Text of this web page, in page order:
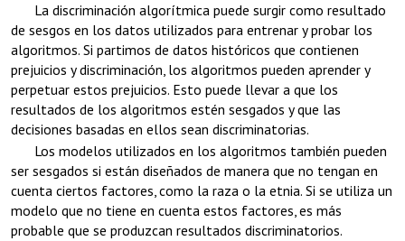
La discriminación algorítmica puede surgir como resultado
de sesgos en los datos utilizados para entrenar y probar los
algoritmos. Si partimos de datos históricos que contienen
prejuicios y discriminación, los algoritmos pueden aprender y
perpetuar estos prejuicios. Esto puede llevar a que los
resultados de los algoritmos estén sesgados y que las
decisiones basadas en ellos sean discriminatorias.
Los modelos utilizados en los algoritmos también pueden
ser sesgados si están diseñados de manera que no tengan en
cuenta ciertos factores, como la raza o la etnia. Si se utiliza un
modelo que no tiene en cuenta estos factores, es más
probable que se produzcan resultados discriminatorios.